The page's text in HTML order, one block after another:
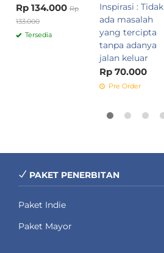
Rp 134.000 Rp
133.000
Tersedia
Inspirasi : Tidak
ada masalah
yang tercipta
tanpa adanya
jalan keluar
Rp 70.000
Pre Order
PAKET PENERBITAN
Paket Indie
Paket Mayor